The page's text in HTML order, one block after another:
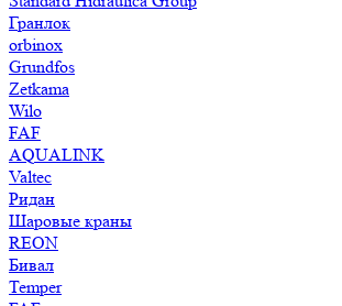
Гранлок
orbinox
Grundfos
Zetkama
Wilo
FAF
AQUALINK
Valtec
Ридан
Шаровые краны
REON
Бивал
Temper